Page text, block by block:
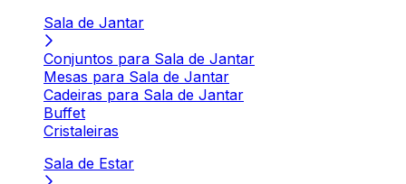
Sala de Jantar
Conjuntos para Sala de Jantar
Mesas para Sala de Jantar
Cadeiras para Sala de Jantar
Buffet
Cristaleiras
Sala de Estar